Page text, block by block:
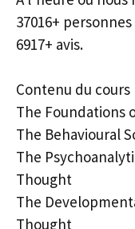
37016+
6917+ avis.
Contenu du cours
The Foundations
The Behavioural
The
Thought
The
Thought